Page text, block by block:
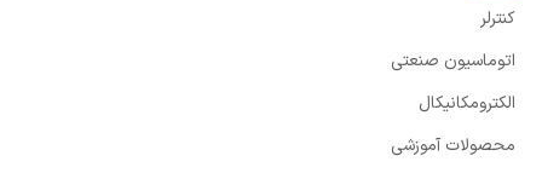
کنترلر
اتوماسیون صنعتی
الکترومکانیکال
محصولات آموزشی